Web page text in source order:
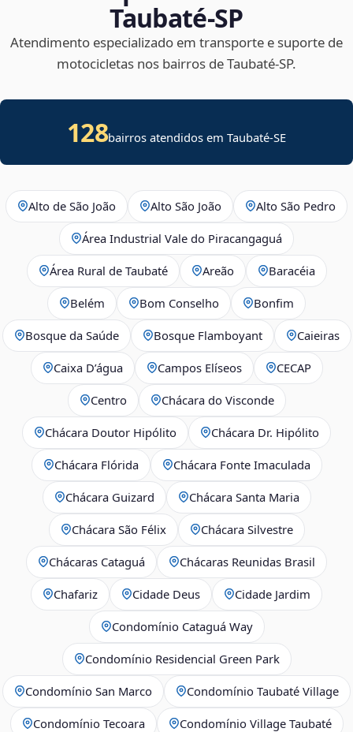
Taubaté‑SP
Atendimento especializado em transporte e suporte de
motocicletas nos bairros de Taubaté‑SP.
128bairros atendidos emTaubaté-SE
Alto de São João Alto São João Alto São Pedro
Área Industrial Vale do Piracangaguá
Área Rural de Taubaté Areão Baracéia
Belém Bom Conselho Bonfim
Bosque da Saúde Bosque Flamboyant Caieiras
Caixa D’água Campos Elíseos CECAP
Centro Chácara do Visconde
Chácara Doutor Hipólito Chácara Dr. Hipólito
Chácara Flórida Chácara Fonte Imaculada
Chácara Guizard Chácara Santa Maria
Chácara São Félix Chácara Silvestre
Chácaras Cataguá Chácaras Reunidas Brasil
Chafariz Cidade Deus Cidade Jardim
Condomínio Cataguá Way
Condomínio Residencial Green Park
Condomínio San Marco Condomínio Taubaté Village
Condomínio Tecoara Condomínio Village Taubaté